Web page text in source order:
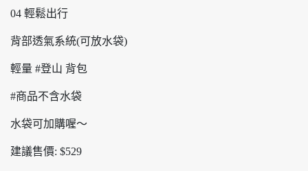
04 輕鬆出行
背部透氣系統(可放水袋)
輕量 #登山 背包
#商品不含水袋
水袋可加購喔〜
建議售價: $529